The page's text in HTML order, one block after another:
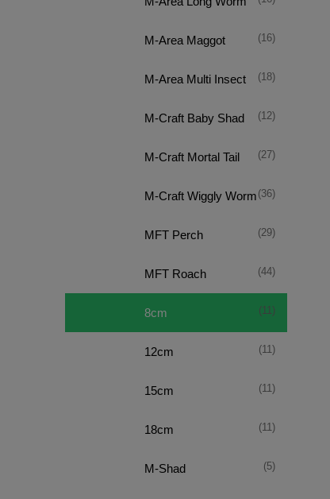
M-Area Maggot (16)
M-Area Multi Insect (18)
M-Craft Baby Shad (12)
M-Craft Mortal Tail (27)
M-Craft Wiggly Worm (36)
MFT Perch (29)
MFT Roach (44)
8cm (11)
12cm (11)
15cm (11)
18cm (11)
M-Shad (5)